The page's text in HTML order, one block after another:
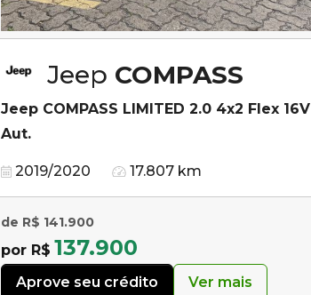
Jeep COMPASS
Jeep COMPASS LIMITED 2.0 4x2 Flex 16V
Aut.
2019/2020 17.807 km
de R$ 141.900
por R$ 137.900
Aprove seu crédito Ver mais